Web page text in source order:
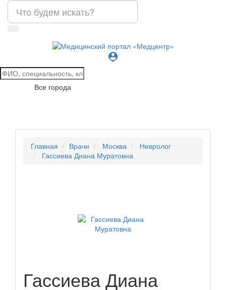
person_pin
Все города
Главная Врачи Москва
Невролог
Гассиева Диана Муратовна
Гассиева Диана